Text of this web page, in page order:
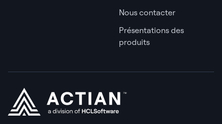
Nous contacter
Présentations des
produits